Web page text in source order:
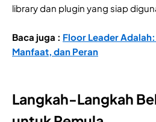
library dan plugin yang siap
Baca juga : Floor Leader
Manfaat, dan Peran
Langkah-Langkah